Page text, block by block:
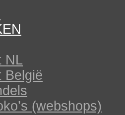
NL
België
(webshops)